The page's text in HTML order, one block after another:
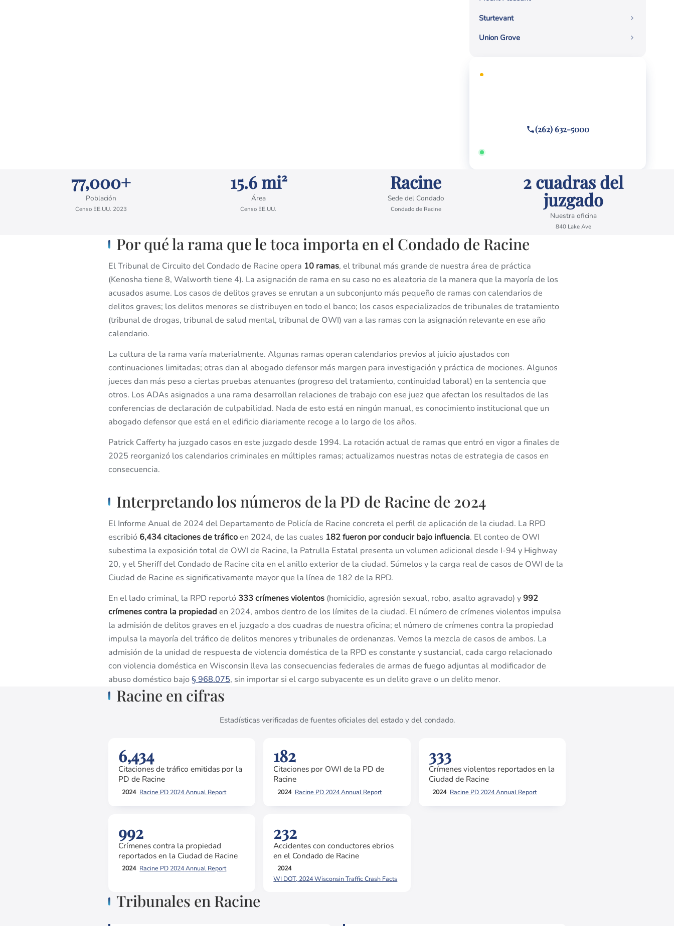
CONSULTA GRATUITA
(262) 632-5000
Disponible 24/7 · Hablamos español
Sturtevant
Union Grove
77,000+
Población
Censo EE.UU. 2023
15.6 mi²
Área
Censo EE.UU.
Racine
Sede del Condado
Condado de Racine
2 cuadras del
juzgado
Nuestra oficina
840 Lake Ave
Por qué la rama que le toca importa en el Condado de Racine
El Tribunal de Circuito del Condado de Racine opera 10 ramas, el tribunal más grande de nuestra área de práctica
(Kenosha tiene 8, Walworth tiene 4). La asignación de rama en su caso no es aleatoria de la manera que la mayoría de los
acusados asume. Los casos de delitos graves se enrutan a un subconjunto más pequeño de ramas con calendarios de
delitos graves; los delitos menores se distribuyen en todo el banco; los casos especializados de tribunales de tratamiento
(tribunal de drogas, tribunal de salud mental, tribunal de OWI) van a las ramas con la asignación relevante en ese año
calendario.
La cultura de la rama varía materialmente. Algunas ramas operan calendarios previos al juicio ajustados con
continuaciones limitadas; otras dan al abogado defensor más margen para investigación y práctica de mociones. Algunos
jueces dan más peso a ciertas pruebas atenuantes (progreso del tratamiento, continuidad laboral) en la sentencia que
otros. Los ADAs asignados a una rama desarrollan relaciones de trabajo con ese juez que afectan los resultados de las
conferencias de declaración de culpabilidad. Nada de esto está en ningún manual, es conocimiento institucional que un
abogado defensor que está en el edificio diariamente recoge a lo largo de los años.
Patrick Cafferty ha juzgado casos en este juzgado desde 1994. La rotación actual de ramas que entró en vigor a finales de
2025 reorganizó los calendarios criminales en múltiples ramas; actualizamos nuestras notas de estrategia de casos en
consecuencia.
Interpretando los números de la PD de Racine de 2024
El Informe Anual de 2024 del Departamento de Policía de Racine concreta el perfil de aplicación de la ciudad. La RPD
escribió 6,434 citaciones de tráficoen 2024, de las cuales 182 fueron por conducir bajo influencia. El conteo de OWI
subestima la exposición total de OWI de Racine, la Patrulla Estatal presenta un volumen adicional desde I-94 y Highway
20, y el Sheriff del Condado de Racine cita en el anillo exterior de la ciudad. Súmelos y la carga real de casos de OWI de la
Ciudad de Racine es significativamente mayor que la línea de 182 de la RPD.
En el lado criminal, la RPD reportó 333 crímenes violentos (homicidio, agresión sexual, robo, asalto agravado) y992
crímenes contra la propiedad en 2024, ambos dentro de los límites de la ciudad. El número de crímenes violentos impulsa
la admisión de delitos graves en el juzgado a dos cuadras de nuestra oficina; el número de crímenes contra la propiedad
impulsa la mayoría del tráfico de delitos menores y tribunales de ordenanzas. Vemos la mezcla de casos de ambos. La
admisión de la unidad de respuesta de violencia doméstica de la RPD es constante y sustancial, cada cargo relacionado
con violencia doméstica en Wisconsin lleva las consecuencias federales de armas de fuego adjuntas al modificador de
abuso doméstico bajo§ 968.075, sin importar si el cargo subyacente es un delito grave o un delito menor.
Racine en cifras
Estadísticas verificadas de fuentes oficiales del estado y del condado.
6,434
Citaciones de tráfico emitidas por la
PD de Racine
2024 Racine PD 2024 Annual Report
182
Citaciones por OWI de la PD de
Racine
2024 Racine PD 2024 Annual Report
333
Crímenes violentos reportados en la
Ciudad de Racine
2024 Racine PD 2024 Annual Report
992
Crímenes contra la propiedad
reportados en la Ciudad de Racine
2024 Racine PD 2024 Annual Report
232
Accidentes con conductores ebrios
en el Condado de Racine
2024
WI DOT, 2024 Wisconsin Traffic Crash Facts
Tribunales en Racine